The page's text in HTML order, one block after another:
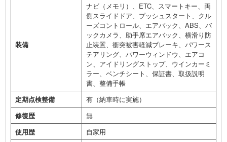
装備
ナビ（メモリ）、ETC、スマートキー、両
側スライドドア、プッシュスタート、クル
ーズコントロール、エアバック、ABS、バ
ックカメラ、助手席エアバック、横滑り防
止装置、衝突被害軽減ブレーキ、パワース
テアリング、パワーウィンドウ、エアコ
ン、アイドリングストップ、ウインカーミ
ラー、ベンチシート、保証書、取扱説明
書、整備手帳
定期点検整備
有（納車時に実施）
修復歴
無
使用歴
自家用